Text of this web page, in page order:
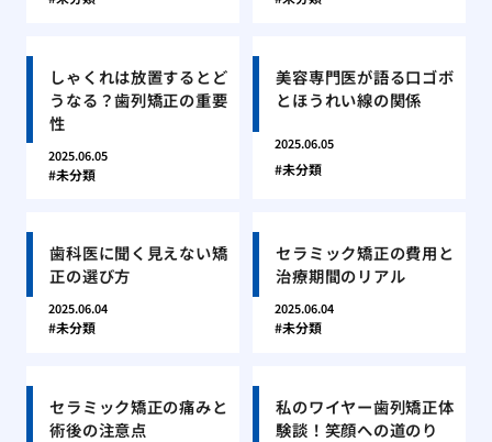
しゃくれは放置するとど
うなる？歯列矯正の重要
性
2025.06.05
未分類
美容専門医が語る口ゴボ
とほうれい線の関係
2025.06.05
未分類
歯科医に聞く見えない矯
正の選び方
2025.06.04
未分類
セラミック矯正の費用と
治療期間のリアル
2025.06.04
未分類
セラミック矯正の痛みと
術後の注意点
私のワイヤー歯列矯正体
験談！笑顔への道のり